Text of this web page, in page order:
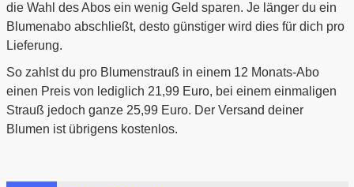
die Wahl des Abos ein wenig Geld sparen. Je länger du ein
Blumenabo abschließt, desto günstiger wird dies für dich pro
Lieferung.
So zahlst du pro Blumenstrauß in einem 12 Monats-Abo
einen Preis von lediglich 21,99 Euro, bei einem einmaligen
Strauß jedoch ganze 25,99 Euro. Der Versand deiner
Blumen ist übrigens kostenlos.